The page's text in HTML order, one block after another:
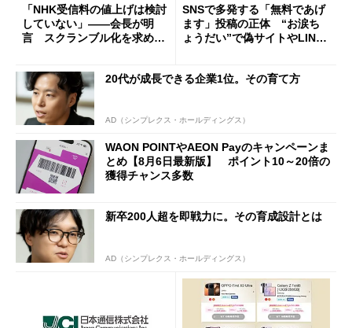
「NHK受信料の値上げは検討
していない」――会長が明
言 スクランブル化を求める
SNSで多発する「無料であげ
ます」投稿の正体 “お涙ち
ょうだい”で偽サイトやLINE
20代が成長できる企業1位。その育て方
AD（シンプレクス・ホールディングス）
WAON POINTやAEON Payのキャンペーンま
とめ【8月6日最新版】 ポイント10～20倍の
獲得チャンス多数
新卒200人超を即戦力に。その育成設計とは
AD（シンプレクス・ホールディングス）